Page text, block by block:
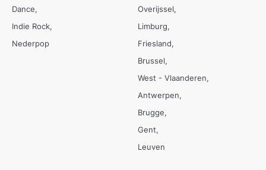
Dance
Indie Rock
Nederpop
Overijssel
Limburg
Friesland
Brussel
West - Vlaanderen
Antwerpen
Brugge
Gent
Leuven